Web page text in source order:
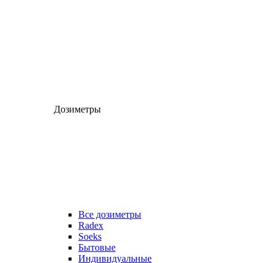
Дозиметры
Все дозиметры
Radex
Soeks
Бытовые
Индивидуальные